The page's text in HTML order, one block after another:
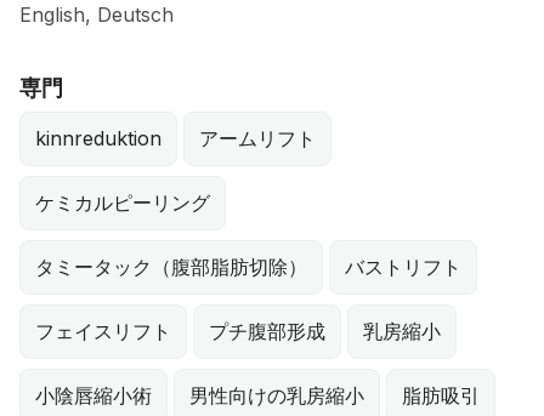
English, Deutsch
専門
kinnreduktion アームリフト
ケミカルピーリング
タミータック（腹部脂肪切除） バストリフト
フェイスリフト プチ腹部形成 乳房縮小
小陰唇縮小術 男性向けの乳房縮小 脂肪吸引